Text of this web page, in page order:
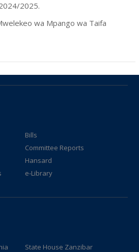
2025.
wa Mpango wa Taifa
Bills
Committee Reports
Hansard
e-Library
State House Zanzibar